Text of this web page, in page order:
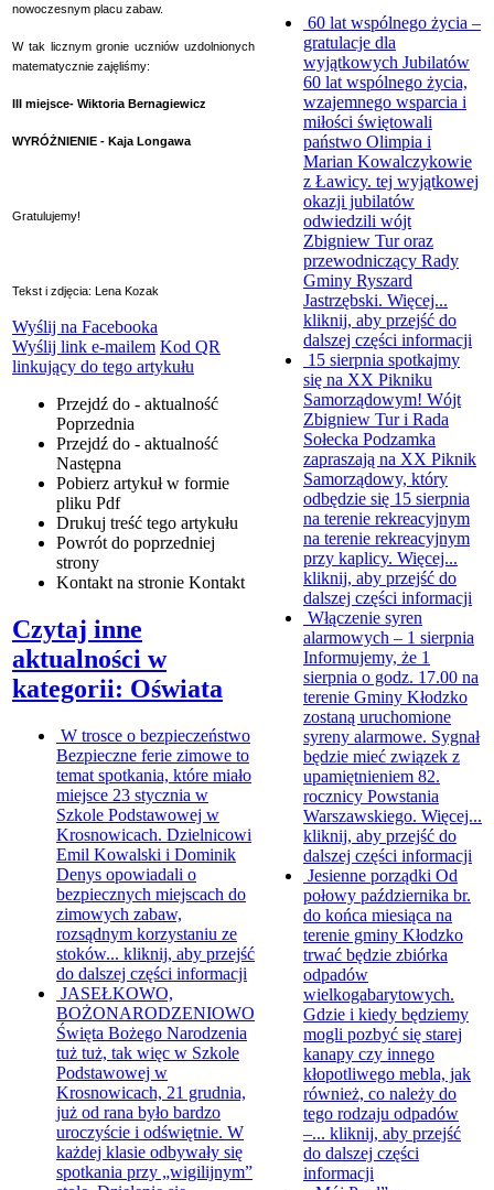
nowoczesnym placu zabaw.
W tak licznym gronie uczniów uzdolnionych
matematycznie zajęliśmy:
III miejsce- Wiktoria Bernagiewicz
WYRÓŻNIENIE - Kaja Longawa
Gratulujemy!
Tekst i zdjęcia: Lena Kozak
Wyślij na Facebooka
Wyślij link e-mailem Kod QR
linkujący do tego artykułu
Przejdź do - aktualność
Poprzednia
Przejdź do - aktualność
Następna
Pobierz artykuł w formie
pliku Pdf
Drukuj treść tego artykułu
Powrót do poprzedniej
strony
Kontakt na stronie Kontakt
Czytaj inne
aktualności w
kategorii: Oświata
W trosce o bezpieczeństwo
Bezpieczne ferie zimowe to
temat spotkania, które miało
miejsce 23 stycznia w
Szkole Podstawowej w
Krosnowicach. Dzielnicowi
Emil Kowalski i Dominik
Denys opowiadali o
bezpiecznych miejscach do
zimowych zabaw,
rozsądnym korzystaniu ze
stoków... kliknij, aby przejść
do dalszej części informacji
JASEŁKOWO,
BOŻONARODZENIOWO
Święta Bożego Narodzenia
tuż tuż, tak więc w Szkole
Podstawowej w
Krosnowicach, 21 grudnia,
już od rana było bardzo
uroczyście i odświętnie. W
każdej klasie odbywały się
spotkania przy „wigilijnym”
60 lat wspólnego życia –
gratulacje dla
wyjątkowych Jubilatów
60 lat wspólnego życia,
wzajemnego wsparcia i
miłości świętowali
państwo Olimpia i
Marian Kowalczykowie
z Ławicy. tej wyjątkowej
okazji jubilatów
odwiedzili wójt
Zbigniew Tur oraz
przewodniczący Rady
Gminy Ryszard
Jastrzębski. Więcej...
kliknij, aby przejść do
dalszej części informacji
15 sierpnia spotkajmy
się na XX Pikniku
Samorządowym! Wójt
Zbigniew Tur i Rada
Sołecka Podzamka
zapraszają na XX Piknik
Samorządowy, który
odbędzie się 15 sierpnia
na terenie rekreacyjnym
na terenie rekreacyjnym
przy kaplicy. Więcej...
kliknij, aby przejść do
dalszej części informacji
Włączenie syren
alarmowych – 1 sierpnia
Informujemy, że 1
sierpnia o godz. 17.00 na
terenie Gminy Kłodzko
zostaną uruchomione
syreny alarmowe. Sygnał
będzie mieć związek z
upamiętnieniem 82.
rocznicy Powstania
Warszawskiego. Więcej...
kliknij, aby przejść do
dalszej części informacji
Jesienne porządki Od
połowy października br.
do końca miesiąca na
terenie gminy Kłodzko
trwać będzie zbiórka
odpadów
wielkogabarytowych.
Gdzie i kiedy będziemy
mogli pozbyć się starej
kanapy czy innego
kłopotliwego mebla, jak
również, co należy do
tego rodzaju odpadów
–... kliknij, aby przejść
do dalszej części
informacji